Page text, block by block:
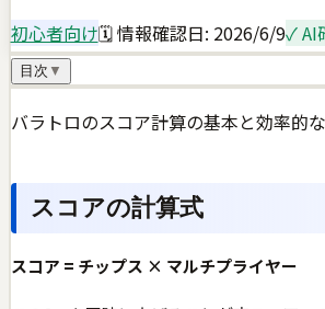
初心者向け🗓 情報確認日: 2026/6/9✓ AI
目次 ▼
バラトロのスコア計算の基本と効率的
スコアの計算式
スコア = チップス × マルチプライヤー